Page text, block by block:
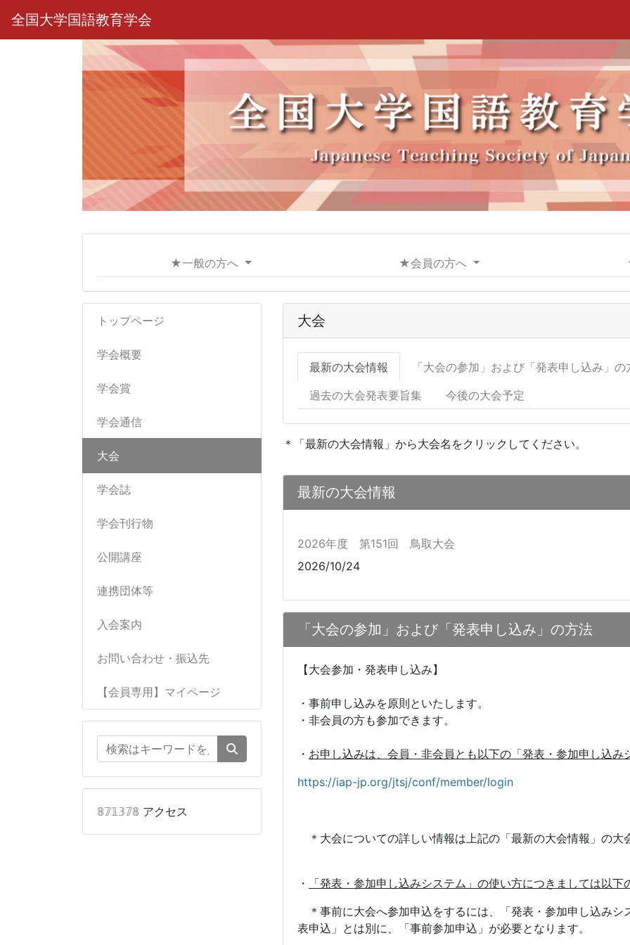
全国大学国語教育学会
★一般の方へ ★会員の方へ
トップページ
学会概要
学会賞
学会通信
大会
学会誌
学会刊行物
公開講座
連携団体等
入会案内
お問い合わせ・振込先
【会員専用】マイページ
𝟠𝟟𝟙𝟛𝟟𝟠 アクセス
大会
最新の大会情報 「大会の参加」および「発表申し込み」の
過去の大会発表要旨集
今後の大会予定
＊「最新の大会情報」から大会名をクリックしてください。
最新の大会情報
2026年度 第151回 鳥取大会
2026/10/24
「大会の参加」および「発表申し込み」の方法
【大会参加・発表申し込み】
・事前申し込みを原則といたします。
・非会員の方も参加できます。
・ お申し込みは、会員・非会員とも以下の「発表・参加申し込み
https://iap-jp.org/jtsj/conf/member/login
＊大会についての詳しい情報は上記の「最新の大会情報」の大
・
「発表・参加申し込みシステム」の使い方につきましては以下
＊事前に大会へ参加申込をするには、「発表・参加申し込みシ
表申込」とは別に、「事前参加申込」が必要となります。